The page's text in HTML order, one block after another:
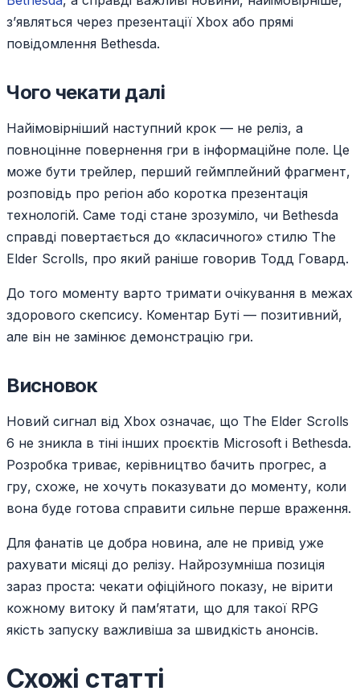
з’являться через презентації Xbox або прямі
повідомлення Bethesda.
Чого чекати далі
Найімовірніший наступний крок — не реліз, а
повноцінне повернення гри в інформаційне поле. Це
може бути трейлер, перший геймплейний фрагмент,
розповідь про регіон або коротка презентація
технологій. Саме тоді стане зрозуміло, чи Bethesda
справді повертається до «класичного» стилю The
Elder Scrolls, про який раніше говорив Тодд Говард.
До того моменту варто тримати очікування в межах
здорового скепсису. Коментар Буті — позитивний,
але він не замінює демонстрацію гри.
Висновок
Новий сигнал від Xbox означає, що The Elder Scrolls
6 не зникла в тіні інших проєктів Microsoft і Bethesda.
Розробка триває, керівництво бачить прогрес, а
гру, схоже, не хочуть показувати до моменту, коли
вона буде готова справити сильне перше враження.
Для фанатів це добра новина, але не привід уже
рахувати місяці до релізу. Найрозумніша позиція
зараз проста: чекати офіційного показу, не вірити
кожному витоку й пам’ятати, що для такої RPG
якість запуску важливіша за швидкість анонсів.
Схожі статті